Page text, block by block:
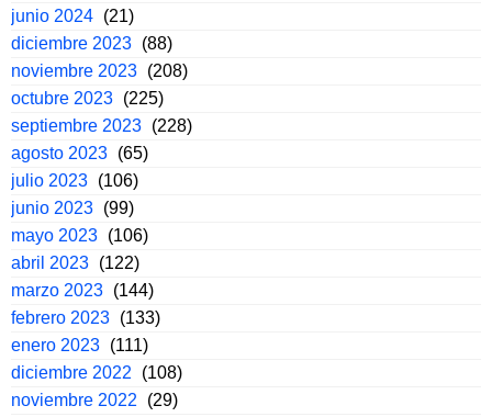
junio 2024 (21)
diciembre 2023 (88)
noviembre 2023 (208)
octubre 2023 (225)
septiembre 2023 (228)
agosto 2023 (65)
julio 2023 (106)
junio 2023 (99)
mayo 2023 (106)
abril 2023 (122)
marzo 2023 (144)
febrero 2023 (133)
enero 2023 (111)
diciembre 2022
(108)
noviembre 2022
(29)